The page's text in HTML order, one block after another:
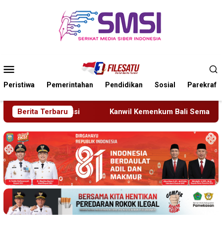
Mobile
Peristiwa Pemerintahan Pendidikan Sosial Parekraf
Berita Terbaru
Kanwil Kemenkum Bali Semarakkan Hari Pengayoman ke-81